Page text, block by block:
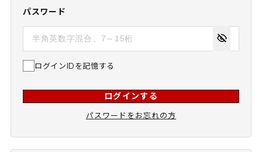
パスワード
ログインIDを記憶する
ログインする
パスワードをお忘れの方